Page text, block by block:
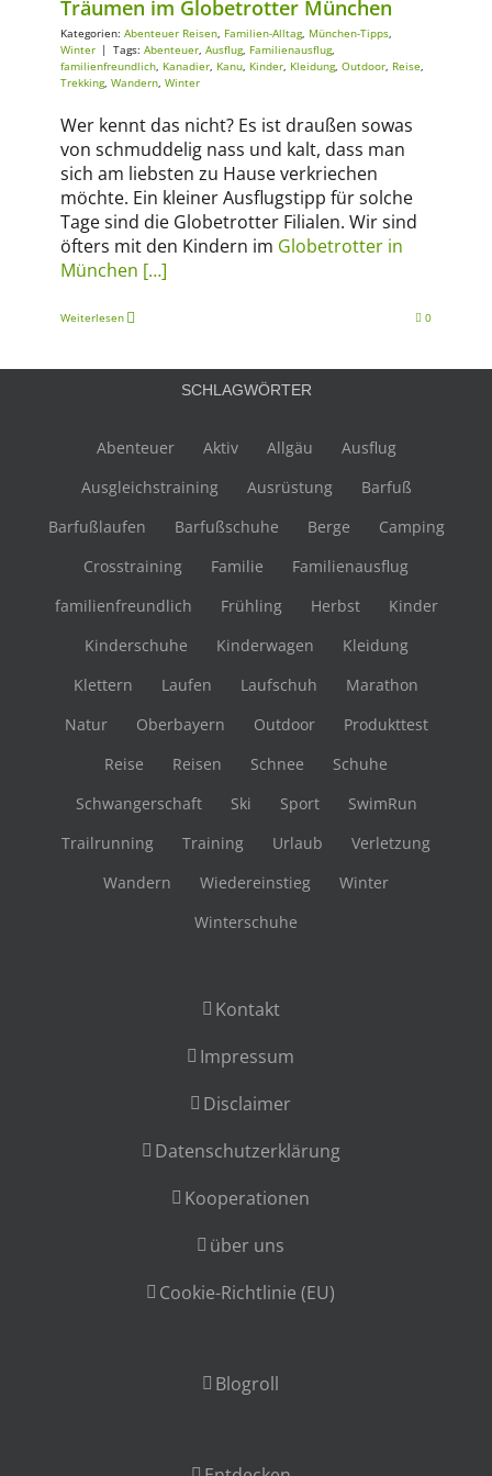
Träumen im Globetrotter München
Kategorien: Abenteuer Reisen, Familien-Alltag, München-Tipps,
Winter | Tags: Abenteuer, Ausflug, Familienausflug,
familienfreundlich, Kanadier, Kanu, Kinder, Kleidung, Outdoor, Reise,
Trekking, Wandern, Winter
Wer kennt das nicht? Es ist draußen sowas
von schmuddelig nass und kalt, dass man
sich am liebsten zu Hause verkriechen
möchte. Ein kleiner Ausflugstipp für solche
Tage sind die Globetrotter Filialen. Wir sind
öfters mit den Kindern im Globetrotter in
München […]
Weiterlesen 0
SCHLAGWÖRTER
Abenteuer Aktiv Allgäu
Ausflug
Ausgleichstraining
Ausrüstung
Barfuß
Barfußlaufen
Barfußschuhe Berge
Camping
Crosstraining
Familie
Familienausflug
familienfreundlich
Frühling Herbst
Kinder
Kinderschuhe
Kinderwagen
Kleidung
Klettern
Laufen Laufschuh
Marathon
Natur
Oberbayern Outdoor
Produkttest
Reise
Reisen Schnee
Schuhe
Schwangerschaft
Ski Sport
SwimRun
Trailrunning
Training Urlaub
Verletzung
Wandern
Wiedereinstieg
Winter
Winterschuhe
Kontakt
Impressum
Disclaimer
Datenschutzerklärung
Kooperationen
über uns
Cookie-Richtlinie (EU)
Blogroll